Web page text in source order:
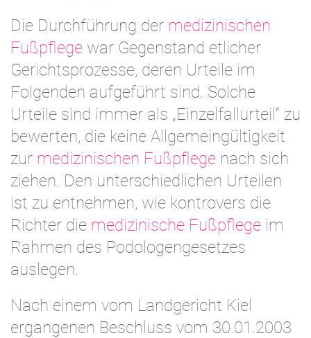
Die Durchführung der medizinischen
Fußpflege war Gegenstand etlicher
Gerichtsprozesse, deren Urteile im
Folgenden aufgeführt sind. Solche
Urteile sind immer als „Einzelfallurteil“ zu
bewerten, die keine Allgemeingültigkeit
zur medizinischen Fußpflege nach sich
ziehen. Den unterschiedlichen Urteilen
ist zu entnehmen, wie kontrovers die
Richter die medizinische Fußpflege im
Rahmen des Podologengesetzes
auslegen.
Nach einem vom Landgericht Kiel
ergangenen Beschluss vom 30.01.2003